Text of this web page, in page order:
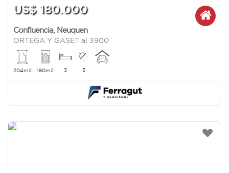
US$ 180.000
Confluencia, Neuquen
ORTEGA Y GASET al 3900
204m2 180m2 3 3